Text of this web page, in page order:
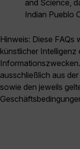
and Science,
Indian Pueblo
Hinweis: Diese FAQs
künstlicher Intelligenz
ausschließlich aus
sowie den jeweils